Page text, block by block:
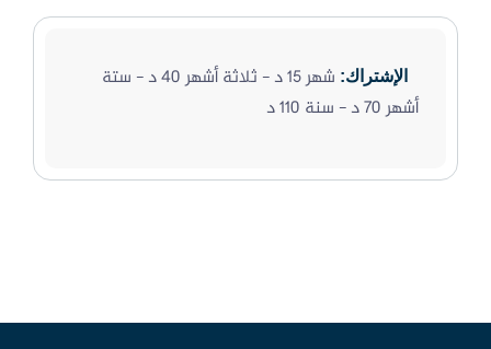
الإشتراك:
شهر 15 د - ثلاثة أشهر 40 د - ستة
أشهر 70 د - سنة 110 د